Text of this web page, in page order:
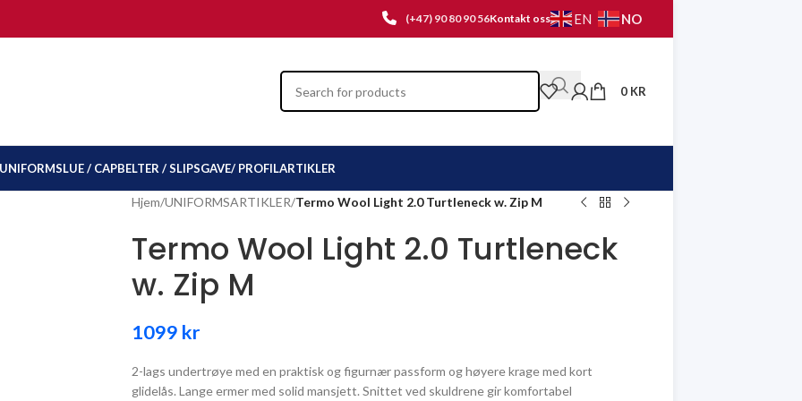
(+47) 90 80 90 56Kontakt oss EN NO
0 KR
UNIFORMSLUE / CAPBELTER / SLIPSGAVE/ PROFILARTIKLER
Hjem/UNIFORMSARTIKLER/Termo Wool Light 2.0 Turtleneck w. Zip M
Termo Wool Light 2.0 Turtleneck
w. Zip M
1099 kr
2-lags undertrøye med en praktisk og figurnær passform og høyere krage med kort
glidelås. Lange ermer med solid mansjett. Snittet ved skuldrene gir komfortabel